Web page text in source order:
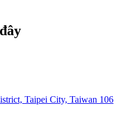
Taipei City, Taiwan 106